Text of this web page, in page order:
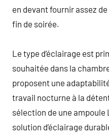
en devant fournir assez
fin de soirée.
Le type d’éclairage est
souhaitée dans la
proposent une
travail nocturne à la
sélection de une ampoule
solution d’éclairage